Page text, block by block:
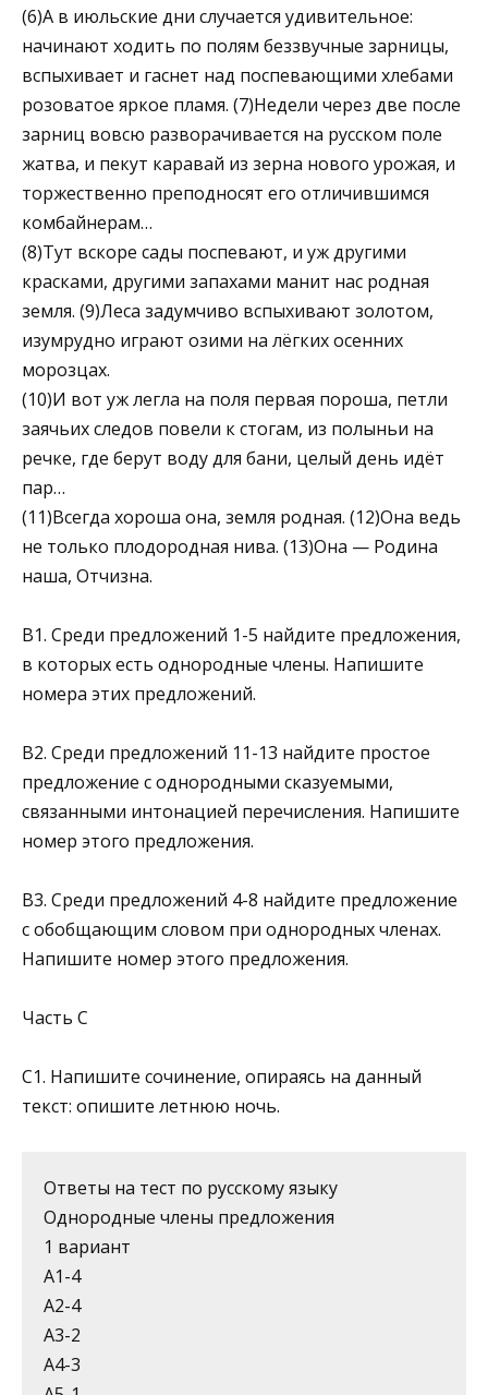
(6)А в июльские дни случается удивительное:
начинают ходить по полям беззвучные зарницы,
вспыхивает и гаснет над поспевающими хлебами
розоватое яркое пламя. (7)Недели через две после
зарниц вовсю разворачивается на русском по­ле
жатва, и пекут каравай из зерна нового урожая, и
торже­ственно преподносят его отличившимся
комбайнерам…
(8)Тут вскоре сады поспевают, и уж другими
красками, другими запахами манит нас родная
земля. (9)Леса задумчиво вспыхивают золотом,
изумрудно играют озими на лёгких осенних
морозцах.
(10)И вот уж легла на поля первая пороша, петли
заячь­их следов повели к стогам, из полыньи на
речке, где берут во­ду для бани, целый день идёт
пар…
(11)Всегда хороша она, земля родная. (12)Она ведь
не только плодородная нива. (13)Она — Родина
наша, Отчизна.
B1. Среди предложений 1-5 найдите предложения,
в кото­рых есть однородные члены. Напишите
номера этих предложений.
В2. Среди предложений 11-13 найдите простое
предложение с однородными сказуемыми,
связанными интонацией пе­речисления. Напишите
номер этого предложения.
В3. Среди предложений 4-8 найдите предложение
с обоб­щающим словом при однородных членах.
Напишите но­мер этого предложения.
Часть C
C1. Напишите сочинение, опираясь на данный
текст: опишите летнюю ночь.­
Ответы на тест по русскому языку
Однородные члены предложения
1 вариант
А1-4
А2-4
А3-2
А4-3